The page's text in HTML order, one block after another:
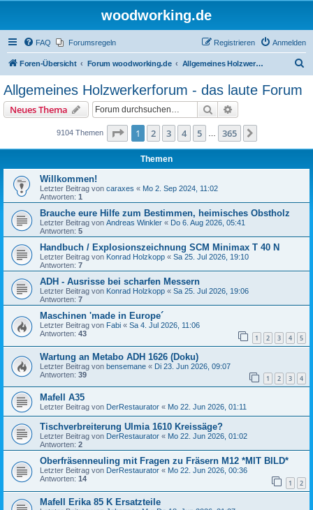
woodworking.de
FAQ Forumsregeln Anmelden
Registrieren
Foren-Übersicht Forum woodworking.de Allgemeines Holzwerkerforum - das laute Forum
Allgemeines Holzwerkerforum - das laute Forum
Neues Thema Suche
9104 Themen Seite 1von 365
1 2 3 4 5 365
Themen
Willkommen!
Letzter Beitrag von caraxes « Mo 2. Sep 2024, 11:02
Antworten: 1
Brauche eure Hilfe zum Bestimmen, heimisches Obstholz
Letzter Beitrag von Andreas Winkler « Do 6. Aug 2026, 05:41
Antworten: 5
Handbuch / Explosionszeichnung SCM Minimax T 40 N
Letzter Beitrag von Konrad Holzkopp « Sa 25. Jul 2026, 19:10
Antworten: 7
ADH - Ausrisse bei scharfen Messern
Letzter Beitrag von Konrad Holzkopp « Sa 25. Jul 2026, 19:06
Antworten: 7
Maschinen 'made in Europe´
Letzter Beitrag von Fabi « Sa 4. Jul 2026, 11:06
Antworten: 43 1 2 3 4 5
Wartung an Metabo ADH 1626 (Doku)
Letzter Beitrag von bensemane « Di 23. Jun 2026, 09:07
Antworten: 39 1 2 3 4
Mafell A35
Letzter Beitrag von DerRestaurator « Mo 22. Jun 2026, 01:11
Tischverbreiterung Ulmia 1610 Kreissäge?
Letzter Beitrag von DerRestaurator « Mo 22. Jun 2026, 01:02
Antworten: 2
Oberfräsenneuling mit Fragen zu Fräsern M12 *MIT BILD*
Letzter Beitrag von DerRestaurator « Mo 22. Jun 2026, 00:36
Antworten: 14 1 2
Mafell Erika 85 K Ersatzteile